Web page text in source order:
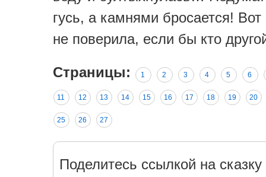
гусь, а камнями бросается!
не поверила, если бы кто
Страницы: 1 2 3 4 5 6
11 12 13 14 15 16 17 18 19 20
25 26 27
Поделитесь ссылкой на сказку